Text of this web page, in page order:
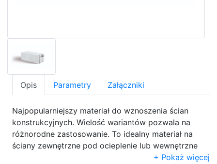
Opis Parametry Załączniki
Najpopularniejszy materiał do wznoszenia ścian
konstrukcyjnych. Wielość wariantów pozwala na
różnorodne zastosowanie. To idealny materiał na
ściany zewnętrzne pod ocieplenie lub wewnętrzne
Pokaż więcej